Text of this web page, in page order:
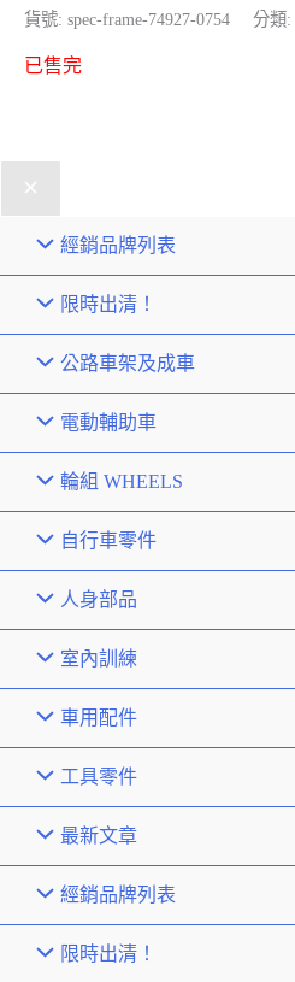
貨號: spec-frame-74927-0754 分類:
已售完
經銷品牌列表
限時出清！
公路車架及成車
電動輔助車
輪組 WHEELS
自行車零件
人身部品
室內訓練
車用配件
工具零件
最新文章
經銷品牌列表
限時出清！